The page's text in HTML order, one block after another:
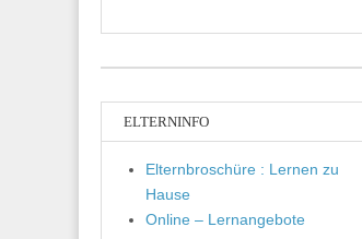
ELTERNINFO
Elternbroschüre : Lernen zu
Hause
Online – Lernangebote